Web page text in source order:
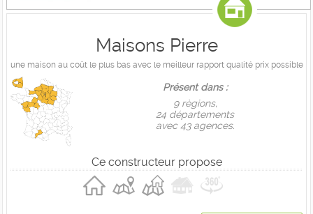
Maisons Pierre
une maison au coût le plus bas avec le meilleur rapport qualité prix possible
Présent dans :
9 règions,
24 départements
avec 43 agences.
Ce constructeur propose